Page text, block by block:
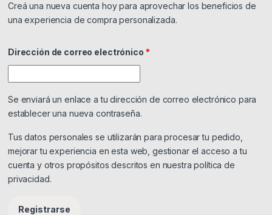
Creá una nueva cuenta hoy para aprovechar los beneficios de
una experiencia de compra personalizada.
Dirección de correo electrónico *Obligatorio
Se enviará un enlace a tu dirección de correo electrónico para
establecer una nueva contraseña.
Tus datos personales se utilizarán para procesar tu pedido,
mejorar tu experiencia en esta web, gestionar el acceso a tu
cuenta y otros propósitos descritos en nuestrapolítica de
privacidad.
Registrarse